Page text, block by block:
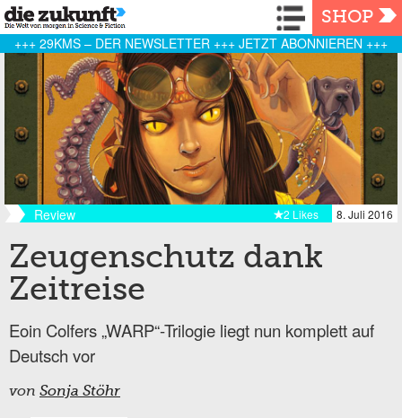
Navigation
SHOP
+++ 29KMS – DER NEWSLETTER +++ JETZT ABONNIEREN +++
Review 8. Juli 2016
2 Likes
Zeugenschutz dank
Zeitreise
Eoin Colfers „WARP“-Trilogie liegt nun komplett auf
Deutsch vor
von Sonja Stöhr